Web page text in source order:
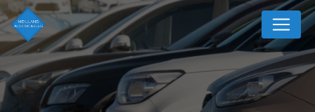
Panneau de gestion des cookies